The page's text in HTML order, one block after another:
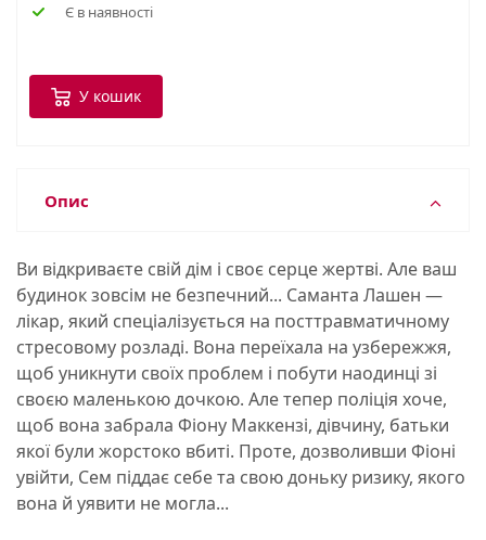
Є в наявності
У кошик
Опис
Ви відкриваєте свій дім і своє серце жертві. Але ваш
будинок зовсім не безпечний... Саманта Лашен —
лікар, який спеціалізується на посттравматичному
стресовому розладі. Вона переїхала на узбережжя,
щоб уникнути своїх проблем і побути наодинці зі
своєю маленькою дочкою. Але тепер поліція хоче,
щоб вона забрала Фіону Маккензі, дівчину, батьки
якої були жорстоко вбиті. Проте, дозволивши Фіоні
увійти, Сем піддає себе та свою доньку ризику, якого
вона й уявити не могла...